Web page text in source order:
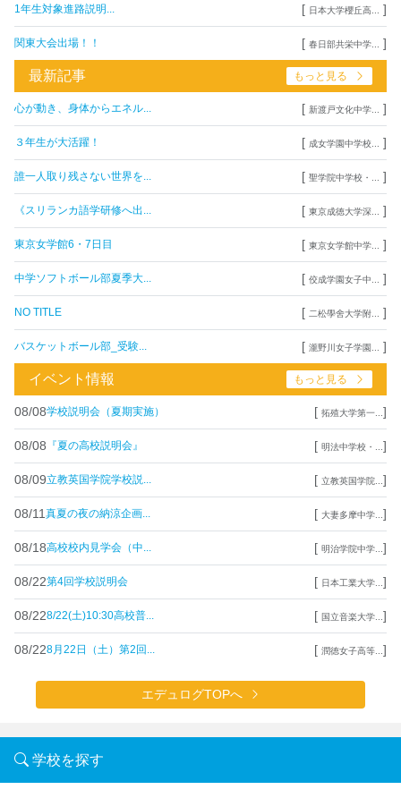
1年生対象進路説明... [ 日本大学櫻丘高... ]
関東大会出場！！ [ 春日部共栄中学... ]
最新記事 もっと見る
心が動き、身体からエネル... [ 新渡戸文化中学... ]
３年生が大活躍！ [ 成女学園中学校... ]
誰一人取り残さない世界を... [ 聖学院中学校・... ]
《スリランカ語学研修へ出... [ 東京成徳大学深... ]
東京女学館6・7日目 [ 東京女学館中学... ]
中学ソフトボール部夏季大... [ 佼成学園女子中... ]
NO TITLE [ 二松學舍大学附... ]
バスケットボール部_受験... [ 瀧野川女子学園... ]
イベント情報 もっと見る
08/08学校説明会（夏期実施） [ 拓殖大学第一... ]
08/08 『夏の高校説明会』 [ 明法中学校・... ]
08/09立教英国学院学校説... [ 立教英国学院... ]
08/11 真夏の夜の納涼企画... [ 大妻多摩中学... ]
08/18高校校内見学会（中... [ 明治学院中学... ]
08/22第4回学校説明会 [ 日本工業大学... ]
08/228/22(土)10:30高校普... [ 国立音楽大学... ]
08/228月22日（土）第2回... [ 潤徳女子高等... ]
エデュログTOPへ
学校を探す